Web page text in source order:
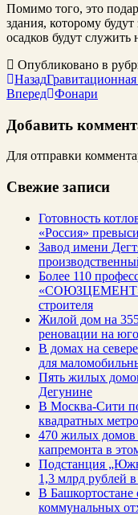
Помимо того, это
здания, которому
осадков будут
Опубликовано в
Назад
Вперед Фонари
Добавить
Для отправки
Свежие записи
Готовность
«Россия»
Завод имени
Более 110
«СОЮЗЦЕМЕНТ»
строителя
Жилой дом на
реновации на
В домах на
для
Пять жилых
Дегунине
В Москва-Сити
квадратных
470 жилых домов
капремонта в
Подстанция
1,3 млрд рублей
В Башкортостане
коммунальных